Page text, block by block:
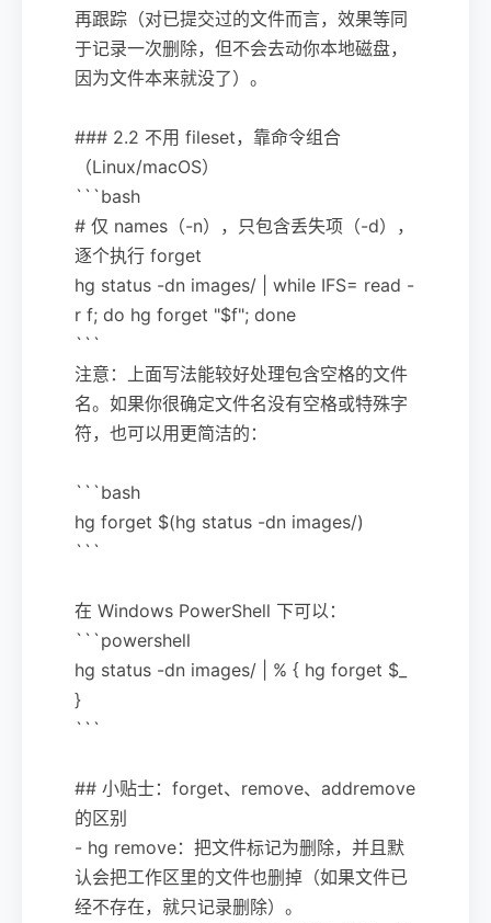
再跟踪（对已提交过的文件而言，效果等同
于记录一次删除，但不会去动你本地磁盘，
因为文件本来就没了）。
### 2.2 不用 fileset，靠命令组合
（Linux/macOS）
```bash
# 仅 names（-n），只包含丢失项（-d），
逐个执行 forget
hg status -dn images/ | while IFS= read -
r f; do hg forget "$f"; done
```
注意：上面写法能较好处理包含空格的文件
名。如果你很确定文件名没有空格或特殊字
符，也可以用更简洁的：
```bash
hg forget $(hg status -dn images/)
```
在 Windows PowerShell 下可以：
```powershell
hg status -dn images/ | % { hg forget $_
}
```
## 小贴士：forget、remove、addremove
的区别
- hg remove：把文件标记为删除，并且默
认会把工作区里的文件也删掉（如果文件已
经不存在，就只记录删除）。